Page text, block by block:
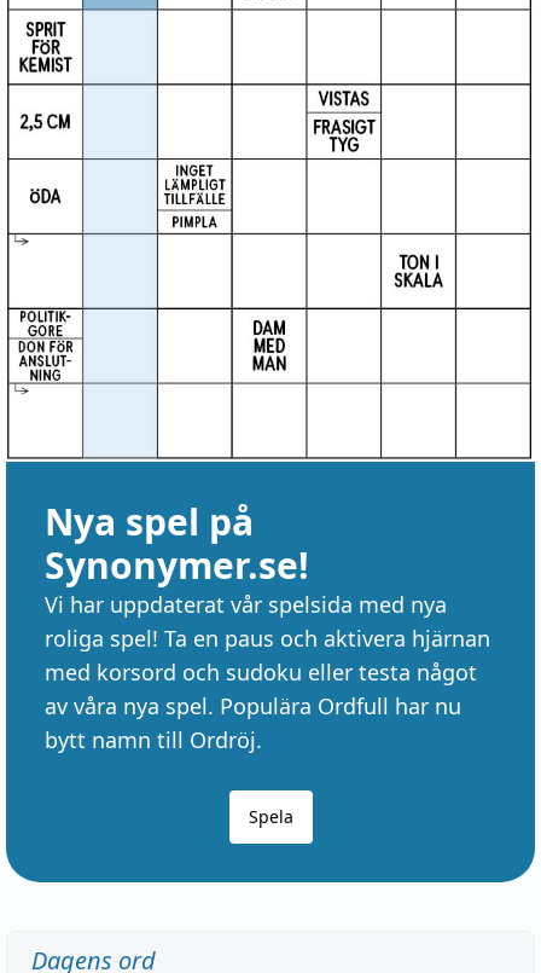
Nya spel på
Synonymer.se!
Vi har uppdaterat vår spelsida med nya
roliga spel! Ta en paus och aktivera hjärnan
med korsord och sudoku eller testa något
av våra nya spel. Populära Ordfull har nu
bytt namn till Ordröj.
Spela
Dagens ord